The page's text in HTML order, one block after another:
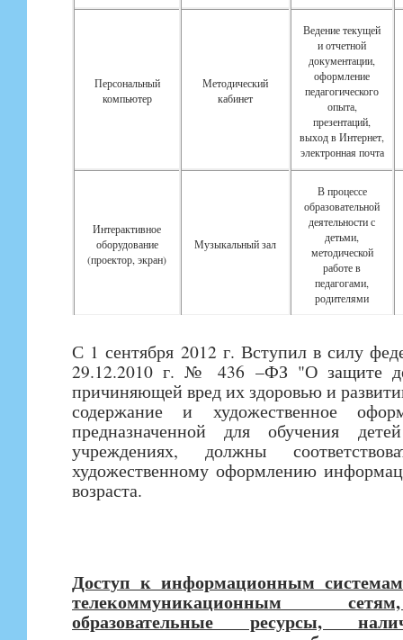
Персональный
компьютер
Методический
кабинет
Ведение текущей
и отчетной
документации,
оформление
педагогического
опыта,
презентаций,
выход в Интернет,
электронная почта
Интерактивное
оборудование
(проектор, экран)
Музыкальный зал
В процессе
образовательной
деятельности с
детьми,
методической
работе в
педагогами,
родителями
С 1 сентября 2012 г. Вступил в силу
29.12.2010 г. № 436 –ФЗ "О защите
причиняющей вред их здоровью и
содержание и художественное
предназначенной для обучения
учреждениях, должны
художественному оформлению
возраста.
Доступ к информационным
телекоммуникационным
образовательные ресурсы,